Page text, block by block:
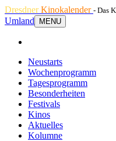
DresdnerKinokalender - Das
Umland
MENU
Neustarts
Wochenprogramm
Tagesprogramm
Besonderheiten
Festivals
Kinos
Aktuelles
Kolumne